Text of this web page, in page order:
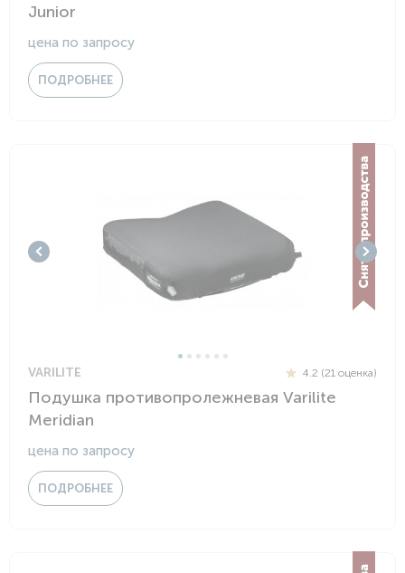
Junior
цена по запросу
ПОДРОБНЕЕ
VARILITE 4.2 (21 оценка)
Подушка противопролежневая Varilite
Meridian
цена по запросу
ПОДРОБНЕЕ